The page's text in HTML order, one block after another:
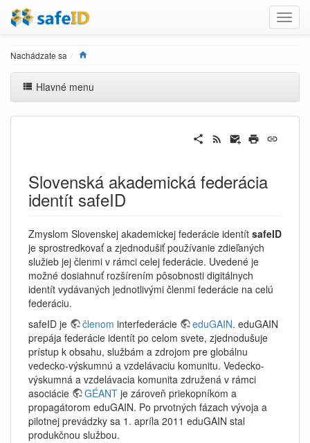
Nachádzate sa
Hlavné menu
Slovenská akademická federácia
identít safeID
Zmyslom Slovenskej akademickej federácie identít safeID
je sprostredkovať a zjednodušiť používanie zdieľaných
služieb jej členmi v rámci celej federácie. Uvedené je
možné dosiahnuť rozšírením pôsobnosti digitálnych
identít vydávaných jednotlivými členmi federácie na celú
federáciu.
safeID je
členom interfederácie eduGAIN. eduGAIN
prepája federácie identít po celom svete, zjednodušuje
prístup k obsahu, službám a zdrojom pre globálnu
vedecko-výskumnú a vzdelávaciu komunitu. Vedecko-
výskumná a vzdelávacia komunita združená v rámci
asociácie
GÉANT je zároveň priekopníkom a
propagátorom eduGAIN. Po prvotných fázach vývoja a
pilotnej prevádzky sa 1. apríla 2011 eduGAIN stal
produkčnou službou.